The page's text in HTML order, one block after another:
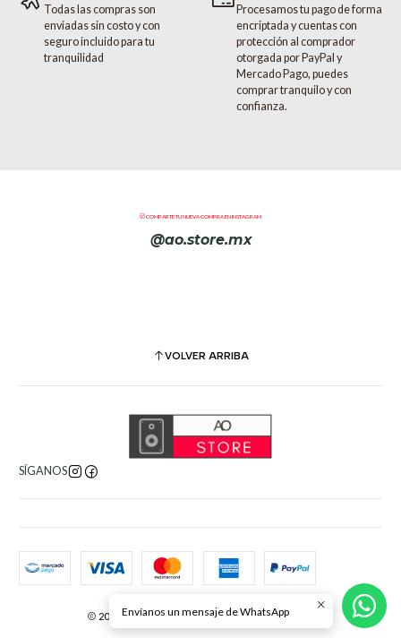
Todas las compras son
enviadas sin costo y con
seguro incluido para tu
tranquilidad
Procesamos tu pago de forma
encriptada y cuentas con
protección al comprador
otorgada por PayPal y
Mercado Pago, puedes
comprar tranquilo y con
confianza.
COMPARTE TU NUEVA COMPRA EN INSTAGRAM
@ao.store.mx
VOLVER ARRIBA
SÍGANOS
2026 AO Store. Todos los derechos reservados
Envíanos un mensaje de WhatsApp